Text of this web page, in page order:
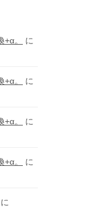
。
に
。
に
。
に
。
に
に